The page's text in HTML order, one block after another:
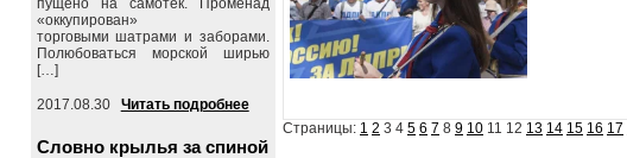
Страницы: 1 2 3 4 5 6 7 8 9 10 11 12 13 14 15 16 17
пущено на самотёк. Променад
«оккупирован»
торговыми шатрами и заборами.
Полюбоваться морской ширью
[…]
2017.08.30 Читать подробнее
Словно крылья за спиной